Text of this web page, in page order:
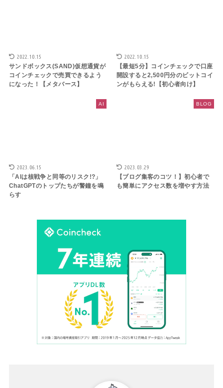
2022.10.15
サンドボックス(SAND)仮想通貨が
コインチェックで売買できるよう
になった！【メタバース】
2022.10.15
【最短5分】コインチェックで口座
開設すると2,500円分のビットコイ
ンがもらえる!【初心者向け】
AI
2023.06.15
「AIは核戦争と同等のリスク!?」
ChatGPTのトップたちが警鐘を鳴
らす
BLOG
2023.03.29
【ブログ集客のコツ！】初心者で
も簡単にアクセス数を増やす方法